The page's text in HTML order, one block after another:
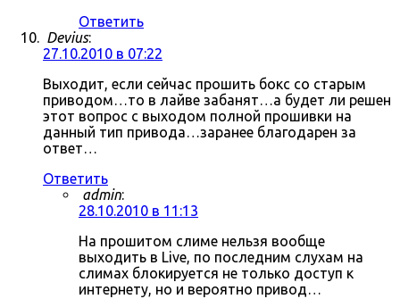
Ответить
Devius:
27.10.2010 в 07:22
Выходит, если сейчас прошить бокс со старым
приводом…то в лайве забанят…а будет ли решен
этот вопрос с выходом полной прошивки на
данный тип привода…заранее благодарен за
ответ…
Ответить
admin:
28.10.2010 в 11:13
На прошитом слиме нельзя вообще
выходить в Live, по последним слухам на
слимах блокируется не только доступ к
интернету, но и вероятно привод…